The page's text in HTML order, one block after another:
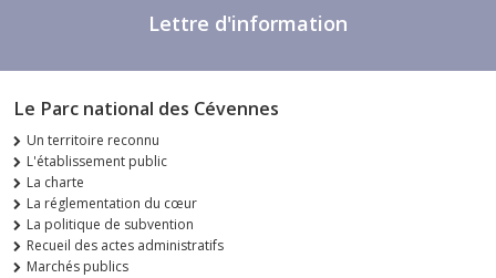
Lettre d'information
Le Parc national des Cévennes
Un territoire reconnu
L'établissement public
La charte
La réglementation du cœur
La politique de subvention
Recueil des actes administratifs
Marchés publics